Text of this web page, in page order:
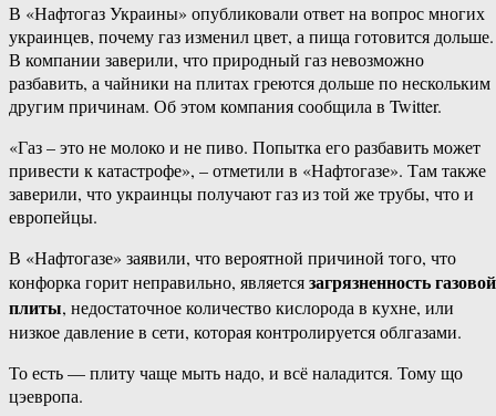
В «Нафтогаз Украины» опубликовали ответ на вопрос многих
украинцев, почему газ изменил цвет, а пища готовится дольше.
В компании заверили, что природный газ невозможно
разбавить, а чайники на плитах греются дольше по нескольким
другим причинам. Об этом компания сообщила в Twitter.
«Газ – это не молоко и не пиво. Попытка его разбавить может
привести к катастрофе», – отметили в «Нафтогазе». Там также
заверили, что украинцы получают газ из той же трубы, что и
европейцы.
В «Нафтогазе» заявили, что вероятной причиной того, что
конфорка горит неправильно, являетсязагрязненность газовой
плиты, недостаточное количество кислорода в кухне, или
низкое давление в сети, которая контролируется облгазами.
То есть — плиту чаще мыть надо, и всё наладится. Тому що
цэевропа.